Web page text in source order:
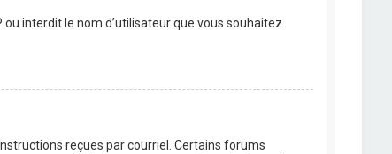
interdit le nom d’utilisateur que vous souhaitez
reçues par courriel. Certains forums